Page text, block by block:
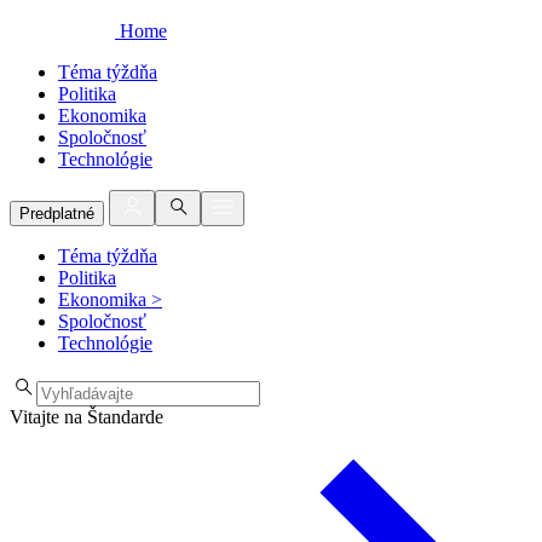
Home
Téma týždňa
Politika
Ekonomika
Spoločnosť
Technológie
Predplatné
Téma týždňa
Politika
Ekonomika >
Spoločnosť
Technológie
Vitajte na Štandarde